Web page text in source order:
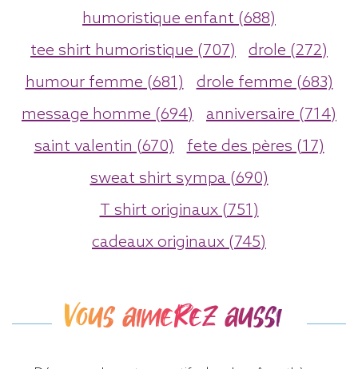
humoristique enfant (688)
tee shirt humoristique (707)
drole (272)
humour femme (681)
drole femme (683)
message homme (694)
anniversaire (714)
saint valentin (670)
fete des pères (17)
sweat shirt sympa (690)
T shirt originaux (751)
cadeaux originaux (745)
Vous aimerez aussi